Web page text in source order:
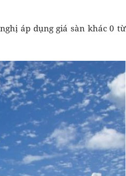
áp dụng giá sàn khác 0 từ